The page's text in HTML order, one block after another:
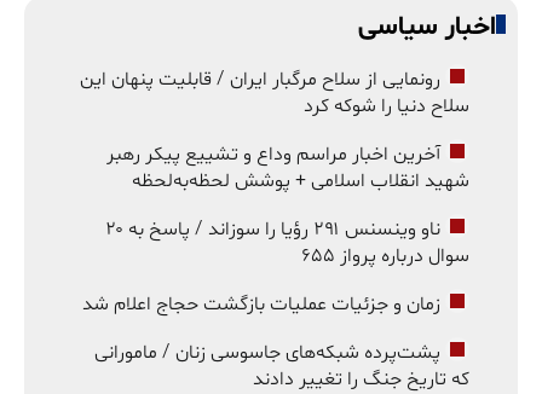
اخبار سیاسی
رونمایی از سلاح مرگبار ایران / قابلیت پنهان این
سلاح دنیا را شوکه کرد
آخرین اخبار مراسم وداع و تشییع پیکر رهبر
شهید انقلاب اسلامی + پوشش لحظه‌به‌لحظه
ناو وینسنس ۲۹۱ رؤیا را سوزاند / پاسخ به ۲۰
سوال درباره پرواز ۶۵۵
زمان و جزئیات عملیات بازگشت حجاج اعلام شد
پشت‌پرده شبکه‌های جاسوسی زنان / مامورانی
که تاریخ جنگ را تغییر دادند